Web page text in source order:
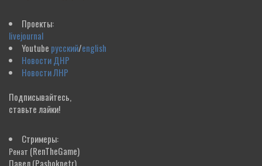
Проекты:
livejournal
Youtube русский/english
Новости ДНР
Новости ЛНР
Подписывайтесь,
ставьте лайки!
Стримеры:
Ренат (RenTheGame)
Павел(Pashokpetr)